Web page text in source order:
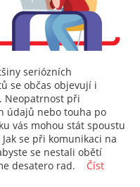
seriózních
se občas objevují i
Neopatrnost při
údajů nebo touha po
vás mohou stát spoustu
se při komunikaci na
se nestali obětí
desatero rad. Číst